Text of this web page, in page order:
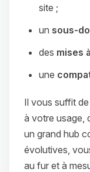
site ;
un
des mises
une
Il vous suffit
à votre usage,
un grand hub
évolutives,
au fur et à